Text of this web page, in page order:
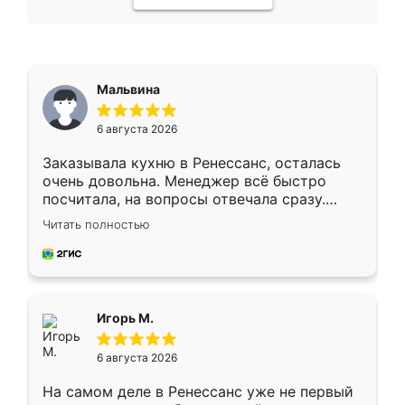
Мальвина
6 августа 2026
Заказывала кухню в Ренессанс, осталась
очень довольна. Менеджер всё быстро
посчитала, на вопросы отвечала сразу.
Замерщик приехал в субботу, подошёл к
делу со всей ответственностью. Собрали
за день, ребята работали аккуратно, даже
Читать полностью
Игорь М.
6 августа 2026
На самом деле в Ренессанс уже не первый